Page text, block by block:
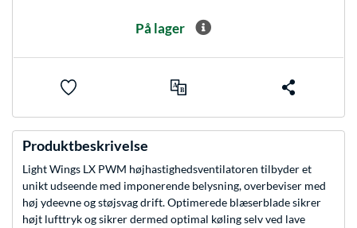
På lager
Produktbeskrivelse
Light Wings LX PWM højhastighedsventilatoren tilbyder et
unikt udseende med imponerende belysning, overbeviser med
høj ydeevne og støjsvag drift. Optimerede blæserblade sikrer
højt lufttryk og sikrer dermed optimal køling selv ved lave